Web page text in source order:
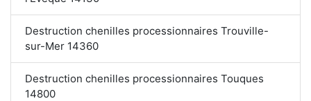
Destruction chenilles processionnaires Trouville-
sur-Mer 14360
Destruction chenilles processionnaires Touques
14800